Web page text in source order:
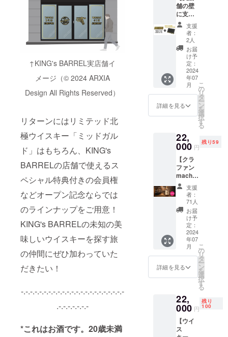
↑KING's BARREL実店舗イ
メージ（© 2024 ARXIA
Design All Rights Reserved）
リターンにはリミテッド北
極ウイスキー「ミッドガル
ド」はもちろん、KING's
BARRELの店舗で使えるス
ペシャル特典付きの会員権
などオープン記念ならでは
のラインナップをご用意！
KING's BARRELの未知の美
味しいウイスキーを探す旅
の仲間にぜひ加わっていた
だきたい！
-.-.-.-.-.-.-.-.-.-.-.-.-.-.-.-.-.-.-.-.-.-.-
.-.-.-.-.-.-.-
*これはお酒です。20歳未満
た場合
のメン
バー割
引は
10％OF
Fとなり
ます。
＊実店
舗にて
お買い
上げの
み 【特
典２】
ンバー
限定の
テイス
ティン
グあ
り。
【特典
３】
KING's
BARRE
Lがラン
ダムで
各メン
バー様
イキン
グ名を
にスタ
ンプし
ます。
＊店舗
ではそ
キーを
求める
旅の仲
間とし
て以下
の特典
がつい
てきま
す。
【特典
１】メ
ンバー
期間
Fでお買
い物が
できま
す。 ＊
12％OF
Fは当ク
ラファ
ンの
み！当
クラ
ファン
終了後
に会員
になっ
た場合
バー割
引は
ます。
＊実店
舗にて
お買い
上げの
限定100
セッ
ト！
BIVRO
ST「ア
ーク
ティッ
クジ
ン」と
実店舗
＆オン
ライン
ショッ
L特別会
員権の
セッ
ト。 ■
内容 ・
BIVRO
ST アー
ティッ
クジン /
44% /
500ml ×
1本（通
常販売
価格
6,900
み）
スピ
リッツ
（品
名：ジ
舗の壁
に支援
者の方
のネー
ムプ
レート
を掲げ
す！】
200名様
限定！
ネーム
プレー
ト＆ス
の仲間
メン
バー
カード
（特別
会員
権） ■
内容
（ネー
ムプ
レー
ト） 支
援者の
方が決
めた好
きなお
名前で
成し、
もうす
プンの
実店舗
支援
者：
2人
お届
け予
定：
2024
年07
月
詳細を見る
こ
の
リ
タ
ー
ン
を
選
択
す
る
22,
000 円
残り59
【クラ
ファン
machi-
ya限定
130本】
BIVRO
ST『北
欧神話9
つの世
界シ
リーズ/
ミッド
ガル
ド』 本
数限定
モルト
ウイス
キーを
限定130
本のみ
支援
者：
71人
お届
け予
定：
2024
年07
月
詳細を見る
こ
の
リ
タ
ー
ン
を
選
択
す
る
22,
000 円
残り
100
【ウイ
ス